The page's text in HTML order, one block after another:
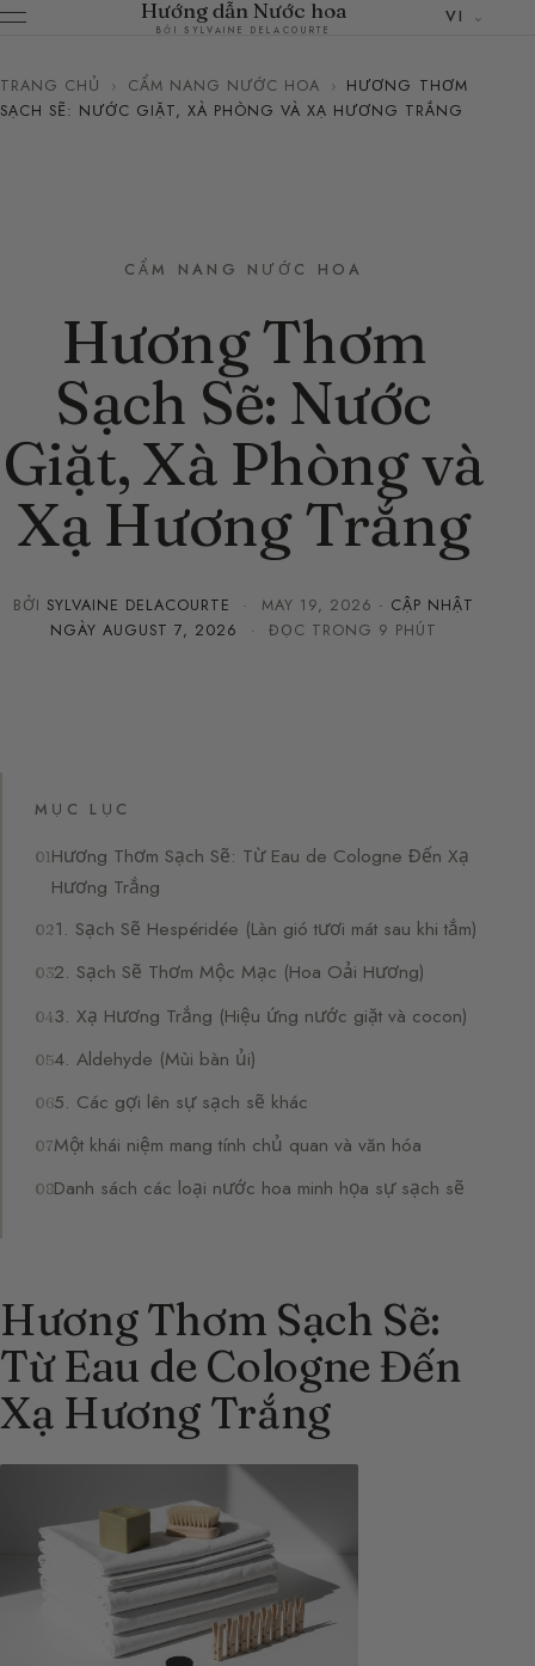
Hướng dẫn Nước hoa
BỞI SYLVAINE DELACOURTE
VI
TRANG CHỦ › CẨM NANG NƯỚC HOA › HƯƠNG THƠM
SẠCH SẼ: NƯỚC GIẶT, XÀ PHÒNG VÀ XẠ HƯƠNG TRẮNG
CẨM NANG NƯỚC HOA
Hương Thơm
Sạch Sẽ: Nước
Giặt, Xà Phòng và
Xạ Hương Trắng
BỞI SYLVAINE DELACOURTE · MAY 19, 2026 · CẬP NHẬT
NGÀYAUGUST 7, 2026 · ĐỌC TRONG 9 PHÚT
MỤC LỤC
Hương Thơm Sạch Sẽ: Từ Eau de Cologne Đến Xạ
Hương Trắng
1. Sạch Sẽ Hespéridée (Làn gió tươi mát sau khi tắm)
2. Sạch Sẽ Thơm Mộc Mạc (Hoa Oải Hương)
3. Xạ Hương Trắng (Hiệu ứng nước giặt và cocon)
4. Aldehyde (Mùi bàn ủi)
5. Các gợi lên sự sạch sẽ khác
Một khái niệm mang tính chủ quan và văn hóa
Danh sách các loại nước hoa minh họa sự sạch sẽ
Hương Thơm Sạch Sẽ:
Từ Eau de Cologne Đến
Xạ Hương Trắng